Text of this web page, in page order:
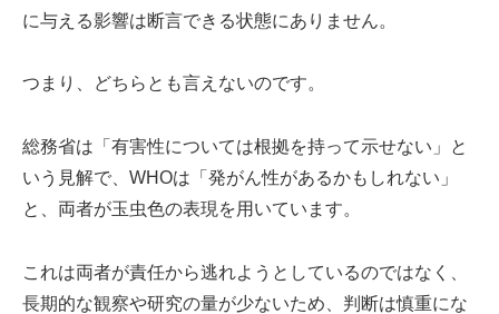
に与える影響は断言できる状態にありません。
つまり、どちらとも言えないのです。
総務省は「有害性については根拠を持って示せない」と
いう見解で、WHOは「発がん性があるかもしれない」
と、両者が玉虫色の表現を用いています。
これは両者が責任から逃れようとしているのではなく、
長期的な観察や研究の量が少ないため、判断は慎重にな